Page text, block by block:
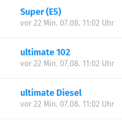
Super (E5)
vor 22 Min. 07.08. 11:02 Uhr
ultimate 102
vor 22 Min. 07.08. 11:02 Uhr
ultimate Diesel
vor 22 Min. 07.08. 11:02 Uhr